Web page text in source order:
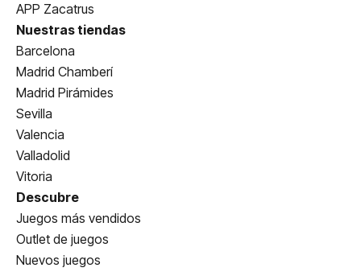
APP Zacatrus
Nuestras tiendas
Barcelona
Madrid Chamberí
Madrid Pirámides
Sevilla
Valencia
Valladolid
Vitoria
Descubre
Juegos más vendidos
Outlet de juegos
Nuevos juegos